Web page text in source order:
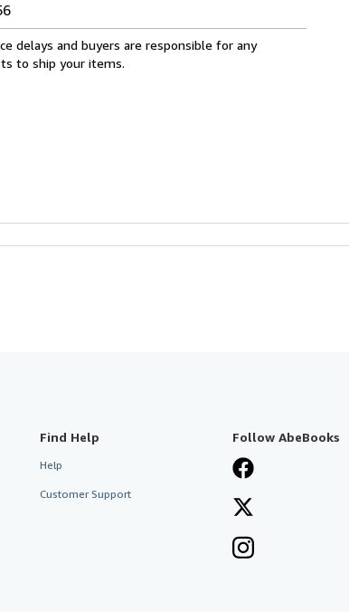
delays and buyers are responsible for any
to ship your items.
Find Help
Help
Customer Support
Follow AbeBooks